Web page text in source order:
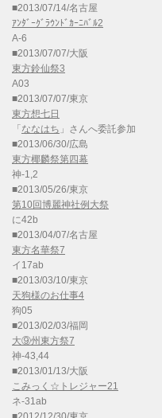
■2013/07/14/名古屋
ｱﾝﾀﾞｰｸﾞﾗｳﾝﾄﾞｶｰﾆﾊﾞﾙ2
A-6
■2013/07/07/大阪
東方鈴仙祭3
A03
■2013/07/07/東京
東方想七日
「 ななはち 」さんへ委託参加
■2013/06/30/広島
東方椰麟祭第四幕
神-1,2
■2013/05/26/東京
第10回博麗神社例大祭
に42b
■2013/04/07/名古屋
東方名華祭7
イ17ab
■2013/03/10/東京
天狗様のお仕事4
狗05
■2013/02/03/福岡
大⑨州東方祭7
神-43,44
■2013/01/13/大阪
こみっく☆トレジャー21
ネ-31ab